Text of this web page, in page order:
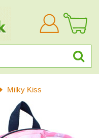
Prihlásiť
sa
Milky Kiss